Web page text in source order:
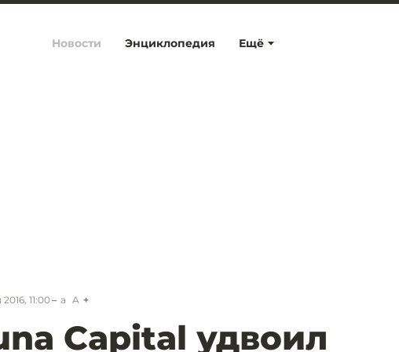
Ещё
Новости Энциклопедия
11:00 a A
Capital удвоил